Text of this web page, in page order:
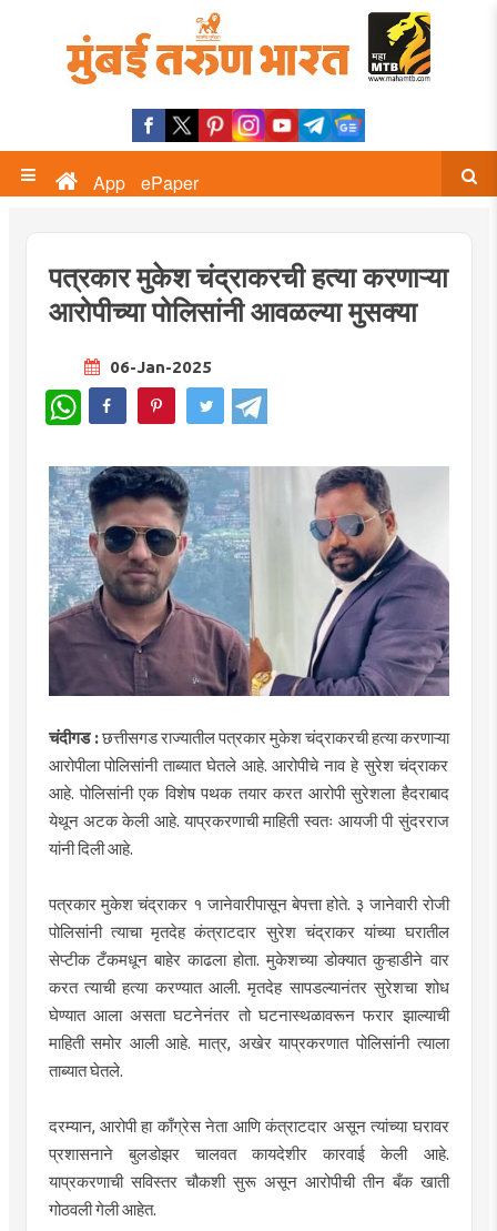
App ePaper
पत्रकार मुकेश चंद्राकरची हत्या करणाऱ्या
आरोपीच्या पोलिसांनी आवळल्या मुसक्या
06-Jan-2025
WhatsApp
चंदीगड :छत्तीसगड राज्यातील पत्रकार मुकेश चंद्राकरची हत्या करणाऱ्या
आरोपीला पोलिसांनी ताब्यात घेतले आहे. आरोपीचे नाव हे सुरेश चंद्राकर
आहे. पोलिसांनी एक विशेष पथक तयार करत आरोपी सुरेशला हैदराबाद
येथून अटक केली आहे. याप्रकरणाची माहिती स्वतः आयजी पी सुंदरराज
यांनी दिली आहे.
पत्रकार मुकेश चंद्राकर १ जानेवारीपासून बेपत्ता होते. ३ जानेवारी रोजी
पोलिसांनी त्याचा मृतदेह कंत्राटदार सुरेश चंद्राकर यांच्या घरातील
सेप्टीक टँकमधून बाहेर काढला होता. मुकेशच्या डोक्यात कुऱ्हाडीने वार
करत त्याची हत्या करण्यात आली. मृतदेह सापडल्यानंतर सुरेशचा शोध
घेण्यात आला असता घटनेनंतर तो घटनास्थळावरून फरार झाल्याची
माहिती समोर आली आहे. मात्र, अखेर याप्रकरणात पोलिसांनी त्याला
ताब्यात घेतले.
दरम्यान, आरोपी हा काँग्रेस नेता आणि कंत्राटदार असून त्यांच्या घरावर
प्रशासनाने बुलडोझर चालवत कायदेशीर कारवाई केली आहे.
याप्रकरणाची सविस्तर चौकशी सुरू असून आरोपीची तीन बँक खाती
गोठवली गेली आहेत.